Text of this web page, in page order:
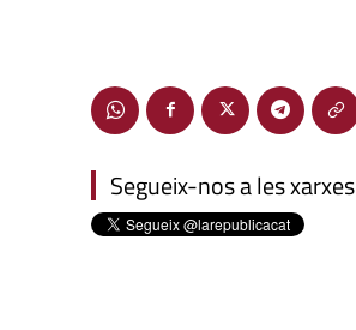
Segueix-nos a les xarxes